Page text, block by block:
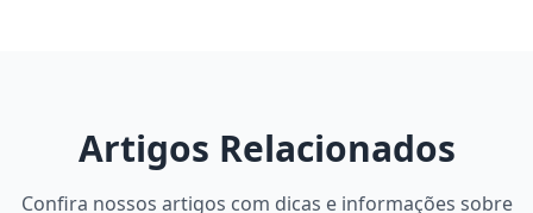
Artigos Relacionados
Confira nossos artigos com dicas e informações sobre